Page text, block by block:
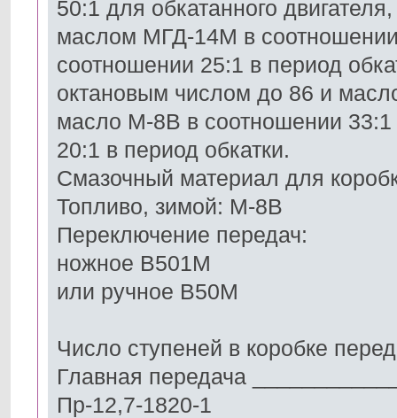
50:1 для обкатанного
маслом МГД-14М в соотношении
соотношении 25:1 в период
октановым числом до 86 и
масло М-8В в соотношении 33:1
20:1 в период обкатки.
Смазочный материал для
Топливо, зимой: М-8В
Переключение передач:
ножное В501М
или ручное В50М
Число ступеней в коробке
Главная передача
Пр-12,7-1820-1